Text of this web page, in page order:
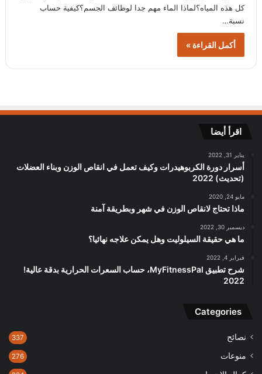
كل هذه المياه؟لماذا الماء مهم جدا لوظائف الجسم؟كيفية حساب
نسبة…
أكمل القراءة »
اقرأ أيضا
يناير 31, 2022
أسرار دورة الكربوهيدرات وكيف تعمل في انقاص الوزن وبناء العضلات
(تحديث) 2022
مايو 24, 2020
ماذا تحتاج لانقاص الوزن في شهر وبطريقة آمنة
ديسمبر 30, 2022
ما هي حقيقة السيلوليت وهل يمكن علاجه نهائيا؟
فبراير 4, 2022
شرح تطبيق MyFitnessPal، حساب السعرات الحرارية بدقة عالية!
2022
Categories
نصائح 337
منوعات 276